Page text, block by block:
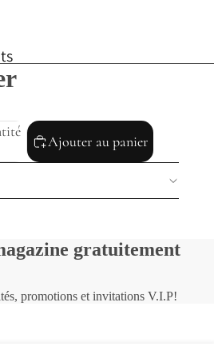
Ajouter au panier
gratuitement
promotions et invitations V.I.P!